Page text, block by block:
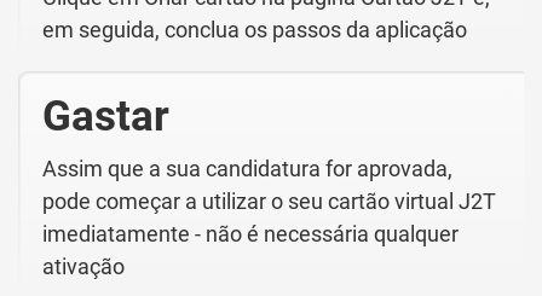
em seguida, conclua os passos da aplicação
Gastar
Assim que a sua candidatura for aprovada,
pode começar a utilizar o seu cartão virtual J2T
imediatamente - não é necessária qualquer
ativação